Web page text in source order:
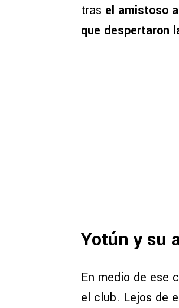
tras el amistoso
que despertaron
Yotún y su
En medio de ese
el club. Lejos de